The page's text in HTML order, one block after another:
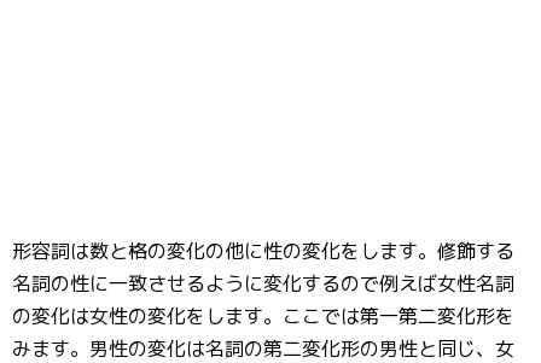
形容詞は数と格の変化の他に性の変化をします。修飾する
名詞の性に一致させるように変化するので例えば女性名詞
の変化は女性の変化をします。ここでは第一第二変化形を
みます。男性の変化は名詞の第二変化形の男性と同じ、女